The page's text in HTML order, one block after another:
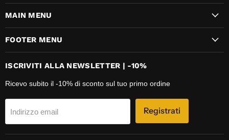
MAIN MENU
FOOTER MENU
ISCRIVITI ALLA NEWSLETTER | -10%
Ricevo subito il -10% di sconto sul tuo primo ordine
Indirizzo email Registrati